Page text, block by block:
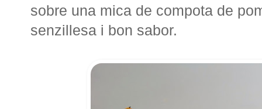
sobre una mica de compota de
senzillesa i bon sabor.